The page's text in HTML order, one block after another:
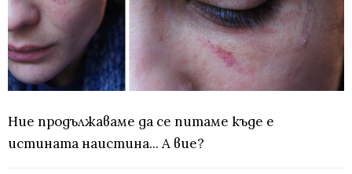
Ние продължаваме да се питаме къде е
истината наистина... А вие?